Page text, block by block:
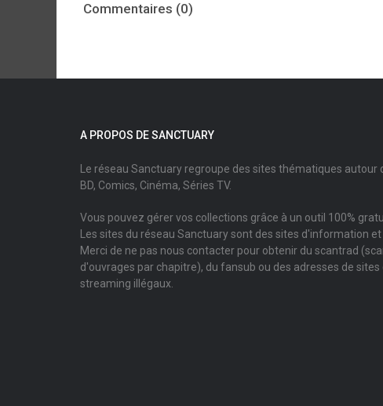
Commentaires (0)
A PROPOS DE SANCTUARY
Le réseau Sanctuary regroupe des sites thématiques autour
BD, Comics, Cinéma, Séries TV.
Vous pouvez gérer vos collections grâce à un outil 100%
Les sites du réseau Sanctuary sont des sites d'information
Merci de ne pas nous contacter pour obtenir du scantrad
d'ouvrages par chapitre), du fansub ou des adresses de sites
streaming illégaux.